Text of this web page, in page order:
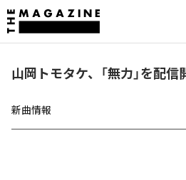
山岡トモタケ、「無力」を配信
新曲情報